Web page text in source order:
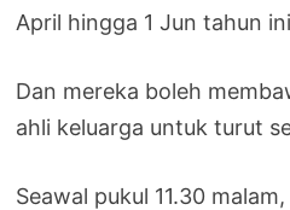
April hingga 1 Jun tahun
Dan mereka boleh
ahli keluarga untuk turut
Seawal pukul 11.30 malam,